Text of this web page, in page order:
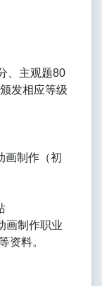
、主观题80
发相应等级
画制作（初
画制作职业
资料。